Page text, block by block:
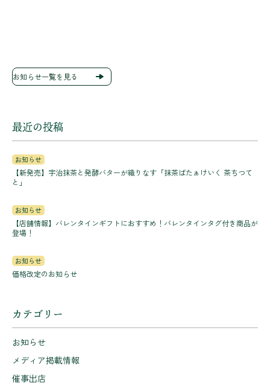
お知らせ一覧を見る
最近の投稿
お知らせ
【新発売】宇治抹茶と発酵バターが織りなす「抹茶ばたぁけいく 茶ちつて
と」
お知らせ
【店舗情報】バレンタインギフトにおすすめ！バレンタインタグ付き商品が
登場！
お知らせ
価格改定のお知らせ
カテゴリー
お知らせ
メディア掲載情報
催事出店